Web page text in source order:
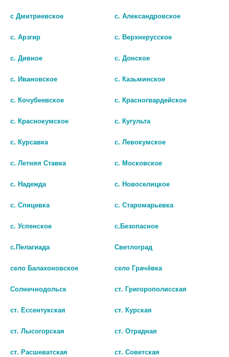
В КОРЗИНУ В КОРЗИНУ
БЛИСТЕР
В КОРЗИНУ
МЛ. 1МЛ. №10 Р-Р Д/В/В,В/М
137 руб.
с Дмитриевское с. Александровское
с. Арзгир с. Верхнерусское
с. Дивное с. Донское
с. Ивановское с. Казьминское
с. Кочубеевское с. Красногвардейское
с. Краснокумское с. Кугульта
с. Курсавка с. Левокумское
с. Летняя Ставка с. Московское
с. Надежда с. Новоселицкое
с. Спицевка с. Старомарьевка
с. Успенское с.Безопасное
с.Пелагиада Светлоград
село Балахоновское село Грачёвка
Солнечнодольск ст. Григорополисская
ст. Ессентукская ст. Курская
ст. Лысогорская ст. Отрадная
ст. Расшеватская ст. Советская